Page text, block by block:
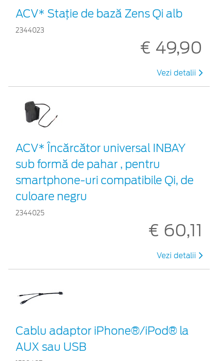
ACV* Stație de bază Zens Qi alb
2344023
€ 49,90
Vezi detalii
ACV* Încărcător universal INBAY
sub formă de pahar , pentru
smartphone-uri compatibile Qi, de
culoare negru
2344025
€ 60,11
Vezi detalii
Cablu adaptor iPhone®/iPod® la
AUX sau USB